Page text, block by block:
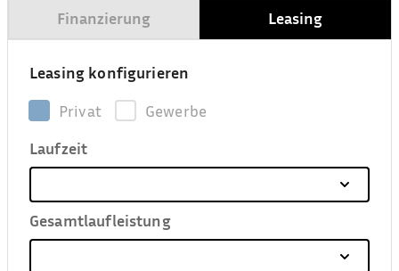
Finanzierung Leasing
Leasing konfigurieren
Privat
Gewerbe
Laufzeit
Gesamtlaufleistung